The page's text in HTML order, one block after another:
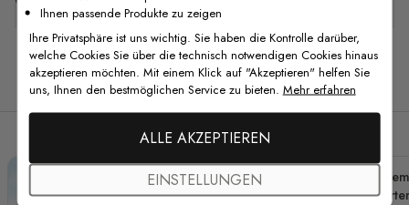
Verwandte Produkte
Ihnen passende Produkte zu zeigen
Ihre Privatsphäre ist uns wichtig. Sie haben die Kontrolle darüber,
welche Cookies Sie über die technisch notwendigen Cookies hinaus
akzeptieren möchten. Mit einem Klick auf "Akzeptieren" helfen Sie
uns, Ihnen den bestmöglichen Service zu bieten. Mehr erfahren
ALLE AKZEPTIEREN
EINSTELLUNGEN